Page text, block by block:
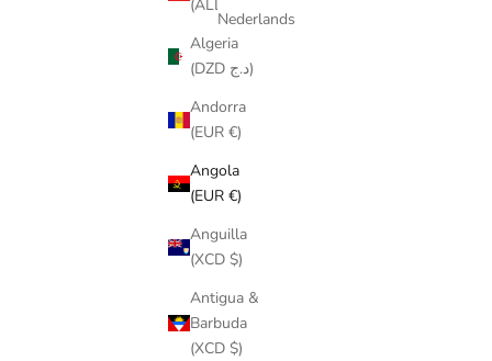
Algeria
(DZD د.ج)
Andorra
(EUR €)
Angola
(EUR €)
Anguilla
(XCD $)
Antigua &
Barbuda
(XCD $)
Nederlands